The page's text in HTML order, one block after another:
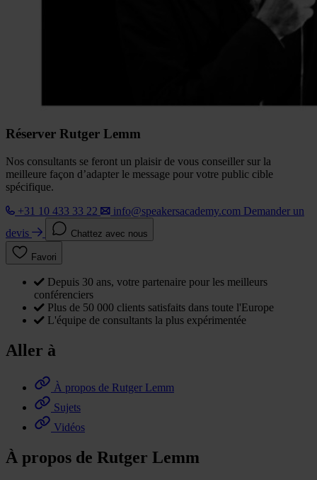
Réserver Rutger Lemm
Nos consultants se feront un plaisir de vous conseiller sur la
meilleure façon d’adapter le message pour votre public cible
spécifique.
+31 10 433 33 22
info@speakersacademy.com Demander un
devis
Chattez avec nous
Favori
Depuis 30 ans, votre partenaire pour les meilleurs
conférenciers
Plus de 50 000 clients satisfaits dans toute l'Europe
L'équipe de consultants la plus expérimentée
Aller à
À propos de Rutger Lemm
Sujets
Vidéos
À propos de Rutger Lemm